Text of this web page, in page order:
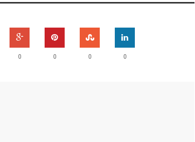
0 0 0 0